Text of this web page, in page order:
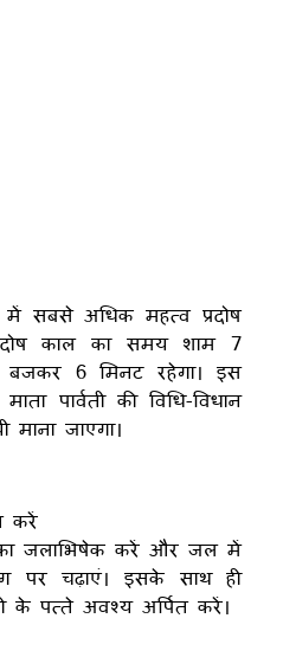
में सबसे अधिक महत्व प्रदोष
काल का समय शाम 7
6 मिनट रहेगा। इस
पार्वती की विधि-विधान
जाएगा।
करें
का जलाभिषेक करें और जल में
पर चढ़ाएं। इसके साथ ही
के पत्ते अवश्य अर्पित करें।